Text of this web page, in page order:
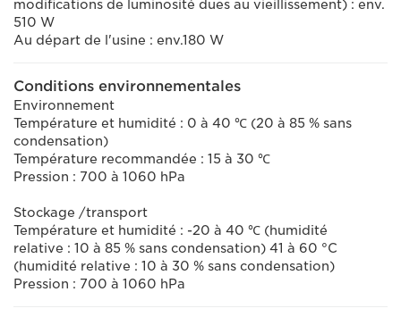
modifications de luminosité dues au vieillissement) : env.
510 W
Au départ de l'usine : env.180 W
Conditions environnementales
Environnement
Température et humidité : 0 à 40 ℃ (20 à 85 % sans
condensation)
Température recommandée : 15 à 30 ℃
Pression : 700 à 1060 hPa
Stockage /transport
Température et humidité : -20 à 40 ℃ (humidité
relative : 10 à 85 % sans condensation) 41 à 60 °C
(humidité relative : 10 à 30 % sans condensation)
Pression : 700 à 1060 hPa